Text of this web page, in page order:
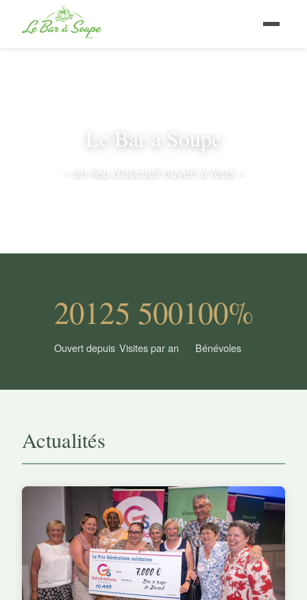
Le Bar à Soupe
– un lieu d'accueil ouvert à tous –
2012
Ouvert depuis
5 500
Visites par an
100%
Bénévoles
Actualités